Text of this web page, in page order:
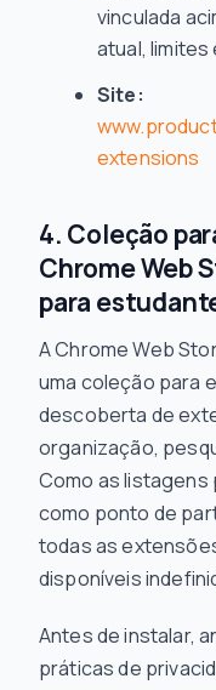
vinculada
atual,
Site:
extensions
4. Coleção
Chrome Web
para
A Chrome Web
uma coleção para
descoberta de
organização,
Como as listagens
como ponto de
todas as
disponíveis
Antes de instalar,
práticas de